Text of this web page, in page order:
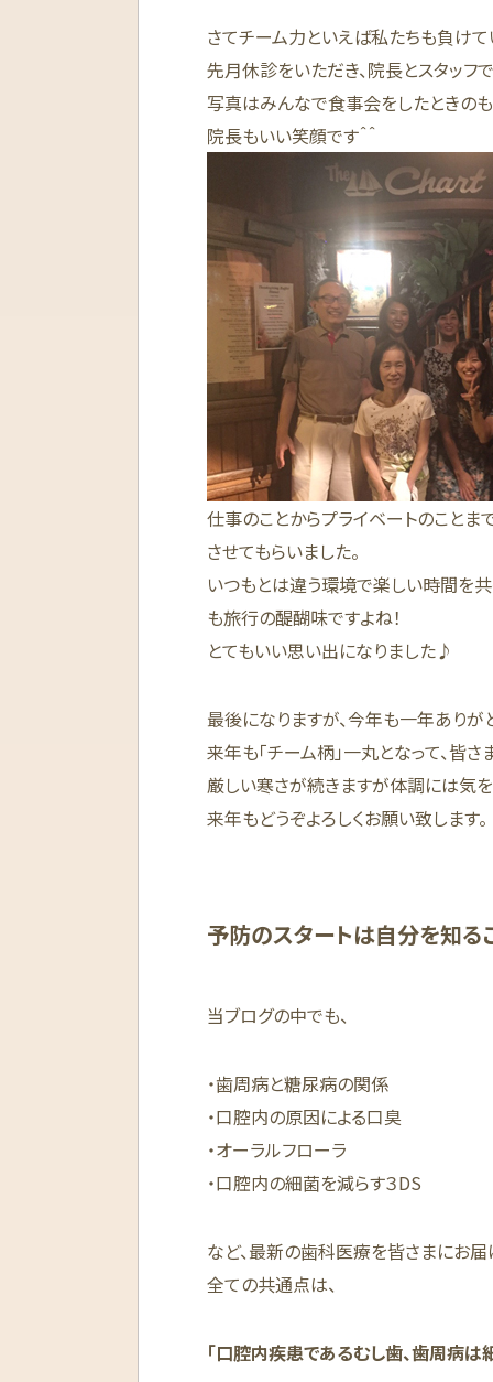
さてチーム力といえば私たちも負けて
先月休診をいただき、院長とスタッフ
写真はみんなで食事会をしたときの
院長もいい笑顔です＾＾
仕事のことからプライベートのこと
させてもらいました。
いつもとは違う環境で楽しい時間を
も旅行の醍醐味ですよね！
とてもいい思い出になりました♪
最後になりますが、今年も一年ありが
来年も「チーム柄」一丸となって、皆
厳しい寒さが続きますが体調には気
来年もどうぞよろしくお願い致します。
予防のスタートは自分を知る
当ブログの中でも、
・歯周病と糖尿病の関係
・口腔内の原因による口臭
・オーラルフローラ
・口腔内の細菌を減らす３DS
など、最新の歯科医療を皆さまにお
全ての共通点は、
「口腔内疾患であるむし歯、歯周病は